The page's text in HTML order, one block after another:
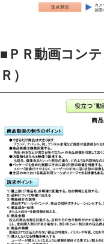
■ ＰＲ動画コン
Ｒ）